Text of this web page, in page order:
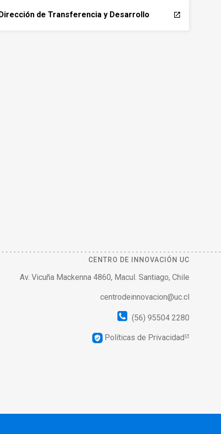
de Transferencia y Desarrollo launch
CENTRO DE INNOVACIÓN UC
Av. Vicuña Mackenna 4860, Macul. Santiago, Chile
centrodeinnovacion@uc.cl
(56) 95504 2280
verified_user Políticas de Privacidad